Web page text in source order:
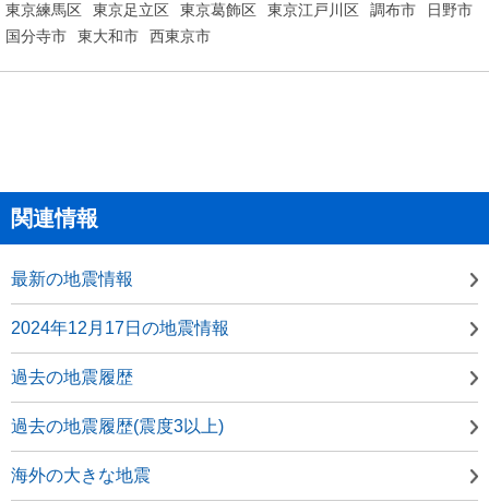
東京練馬区
東京足立区 東京葛飾区 東京江戸川区 調布市
日野市
国分寺市
東大和市 西東京市
関連情報
最新の地震情報
2024年12月17日の地震情報
過去の地震履歴
過去の地震履歴(震度3以上)
海外の大きな地震